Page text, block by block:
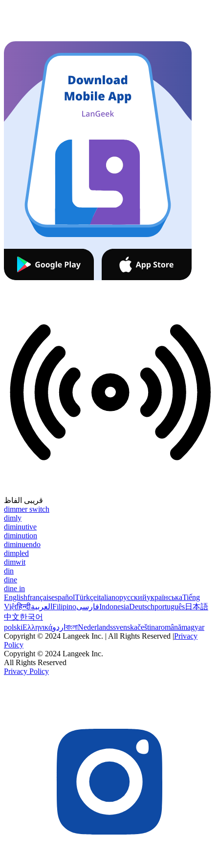
قریبی الفاظ
dimmer switch
dimly
diminutive
diminution
diminuendo
dimpled
dimwit
din
dine
dine in
EnglishfrançaisespañolTürkçeitalianoрусскийукраїнськаTiếng
Việtहिन्दीالعربية FilipinoفارسیIndonesiaDeutschportuguês日本語
中文한국어
polskiΕλληνικάاردو বাংলাNederlandssvenskačeštinaromânămagyar
Copyright © 2024 Langeek Inc. | All Rights Reserved |Privacy
Policy
Copyright © 2024 Langeek Inc.
All Rights Reserved
Privacy Policy